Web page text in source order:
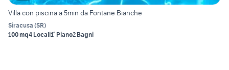
Villa con piscina a 5min da Fontane Bianche
Siracusa (SR)
100 mq4 Locali1° Piano2 Bagni